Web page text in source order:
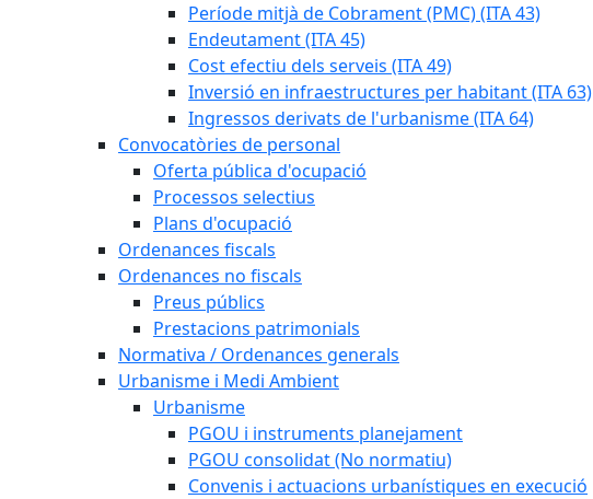
Període mitjà de Cobrament (PMC) (ITA 43)
Endeutament (ITA 45)
Cost efectiu dels serveis (ITA 49)
Inversió en infraestructures per habitant (ITA 63)
Ingressos derivats de l'urbanisme (ITA 64)
Convocatòries de personal
Oferta pública d'ocupació
Processos selectius
Plans d'ocupació
Ordenances fiscals
Ordenances no fiscals
Preus públics
Prestacions patrimonials
Normativa / Ordenances generals
Urbanisme i Medi Ambient
Urbanisme
PGOU i instruments planejament
PGOU consolidat (No normatiu)
Convenis i actuacions urbanístiques en execució